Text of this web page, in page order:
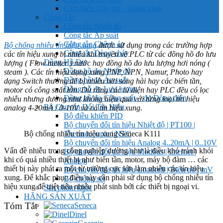
Cảm biến Dây rút – Hành trình
Công Tắc
Công tắc Nhiệt độ
Công tắc Áp suất
Công tắc Chênh áp
Công tắc Dòng chảy
Đồng Hồ Đo
Đồng hồ đo Nhiệt độ
Đồng hồ đo Áp suất
Đồng hồ đo Lưu lượng
Đồng hồ đo Công suất – đo Dòng điện
Bộ Chuyển Đổi Tín Hiệu
Bộ điều khiển PID
Bộ chuyển đổi tín hiệu Nhiệt độ | PT100 |
Thermocouple | NTC
Bộ chuyển đổi tín hiệu Analog 4..20mA | 0..10V
Bộ chuyển đổi tín hiệu Modbus | Internet |
Analog
Bộ chuyển đổi tín hiệu Loadcell | Biến trở | mV
Bộ chống sét
Sản phẩm khác
HÃNG SẢN XUẤT
Seneca
Dinel
Bộ chống nhiễu tín hiệu xungđược sử dụng trong các trường hợp
các tín hiệu xung bị nhiễu khi truyền về PLC từ các đồng hồ đo lưu
lượng ( Flow metter ) nước hay đồng hồ đo lưu lượng hơi nóng (
steam ). Các tín hiệu dạng xung PNP, NPN, Namur, Photo hay
dạng Switch thường dể bị nhiễu bởi sóng hài hay các biến tần,
motor có công suất lớn. Dù rằng các tủ điện hay PLC đều có lọc
nhiễu nhưng dường như không hiệu quả với từng loại tín hiệu
analog 4-20mA / 0-10V và cả tín hiệu xung.
Bộ chống nhiễu tín hiệu xung Seneca K111
Vấn đề nhiễu trong công nghiệp dường như là điều khó tránh khỏi
khi có quá nhiều thiết bị như biến tần, motor, máy bộ đàm … các
thiết bị này phát ra một từ trường cực lớn làm nhiễu các tín hiệu
xung. Để khắc phục điều này cần phải sử dụng bộ chống nhiễu tín
hiệu xung để triệt tiêu nhiễu phát sinh bởi các thiết bị ngoại vi.
Tóm Tắt